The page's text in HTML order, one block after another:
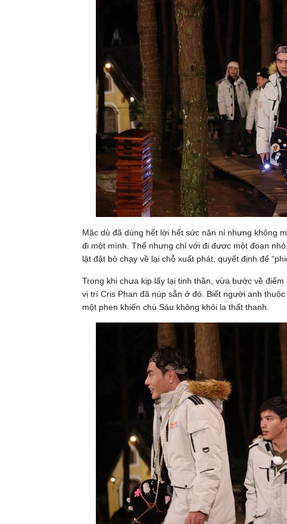
Mặc dù đã dùng hết lời hết sức năn nỉ nhưng không
đi một mình. Thế nhưng chỉ với đi được một đoạn
lật đật bỏ chạy về lại chỗ xuất phát, quyết định để
Trong khi chưa kịp lấy lại tinh thần, vừa bước về
vị trí Cris Phan đã núp sẵn ở đó. Biết người anh
một phen khiến chú Sáu không khỏi la thất thanh.